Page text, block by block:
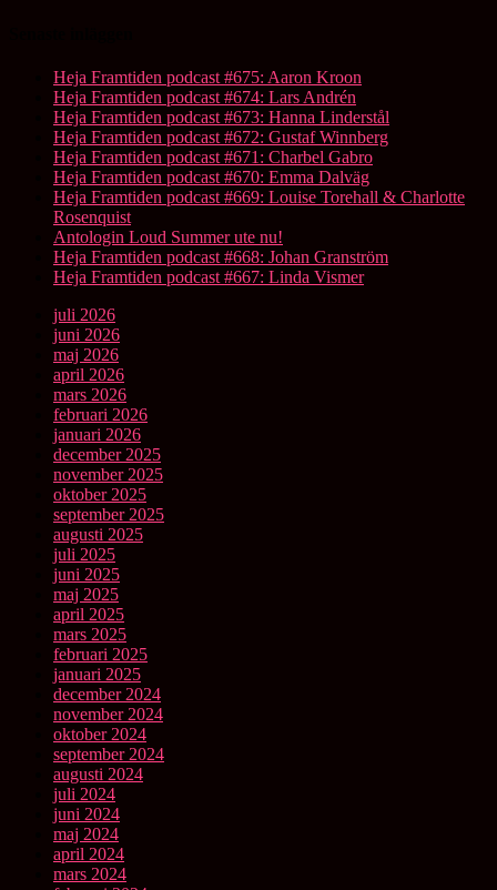
Heja Framtiden podcast #675: Aaron Kroon
Heja Framtiden podcast #674: Lars Andrén
Heja Framtiden podcast #673: Hanna Linderstål
Heja Framtiden podcast #672: Gustaf Winnberg
Heja Framtiden podcast #671: Charbel Gabro
Heja Framtiden podcast #670: Emma Dalväg
Heja Framtiden podcast #669: Louise Torehall & Charlotte
Rosenquist
Antologin Loud Summer ute nu!
Heja Framtiden podcast #668: Johan Granström
Heja Framtiden podcast #667: Linda Vismer
juli 2026
juni 2026
maj 2026
april 2026
mars 2026
februari 2026
januari 2026
december 2025
november 2025
oktober 2025
september 2025
augusti 2025
juli 2025
juni 2025
maj 2025
april 2025
mars 2025
februari 2025
januari 2025
december 2024
november 2024
oktober 2024
september 2024
augusti 2024
juli 2024
juni 2024
maj 2024
april 2024
mars 2024